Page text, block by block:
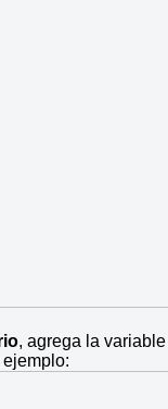
, agrega la variable